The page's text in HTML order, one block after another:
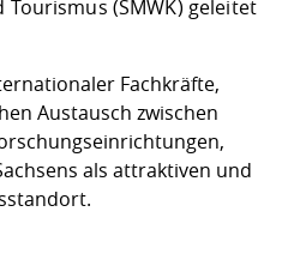
(SMWK) geleitet
Fachkräfte,
Austausch zwischen
als attraktiven und